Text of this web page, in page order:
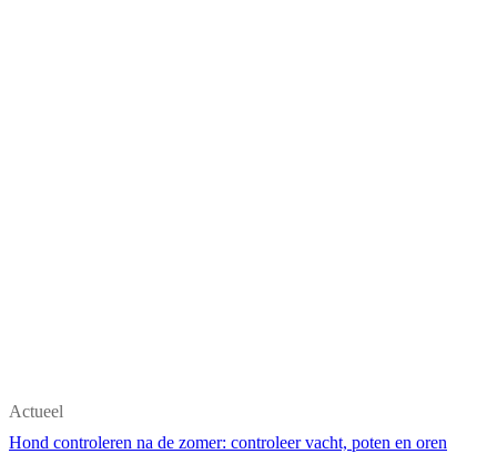
Actueel
Hond controleren na de zomer: controleer vacht, poten en oren